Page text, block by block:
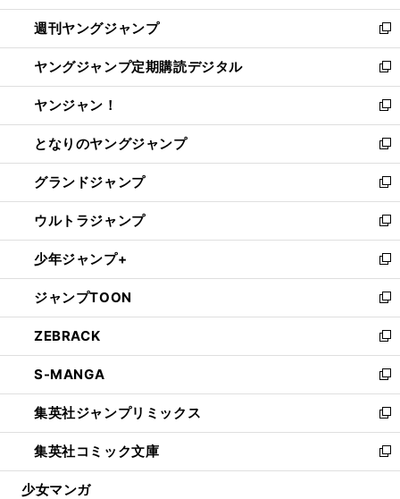
開
く
ウ
で
開
く
ン
ド
ウ
で
開
く
ウ
ィ
ン
ド
ウ
で
開
く
週刊ヤングジャンプ
新
し
い
ウ
ィ
ン
ド
ウ
で
開
く
ヤングジャンプ定期購読デジタル
新
し
い
ウ
ィ
ン
ド
ウ
で
開
く
ヤンジャン！
新
し
い
ウ
ィ
ン
ド
ウ
で
開
く
となりのヤングジャンプ
新
し
い
ウ
ィ
ン
ド
ウ
で
開
く
グランドジャンプ
新
し
い
ウ
ィ
ン
ド
ウ
で
開
く
ウルトラジャンプ
新
し
い
ウ
ィ
ン
ド
ウ
で
開
く
少年ジャンプ+
新
し
い
ウ
ィ
ン
ド
ウ
で
開
く
ジャンプTOON
新
し
い
ウ
ィ
ン
ド
ウ
で
開
ZEBRACK
新
し
い
ウ
ィ
ン
ド
ウ
S-MANGA
新
し
い
ウ
ィ
ン
集英社ジャンプリミックス
新
し
い
ウ
集英社コミック文庫
新
し
少女マンガ